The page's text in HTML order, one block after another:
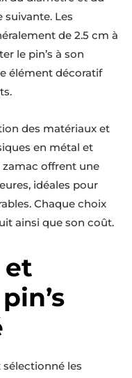
suivante. Les
de 2.5 cm à
le pin’s à son
élément décoratif
des matériaux et
en métal et
offrent une
idéales pour
Chaque choix
ainsi que son coût.
et
sélectionné les